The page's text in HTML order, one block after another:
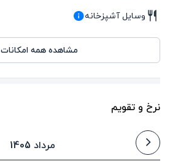
وسایل آشپزخانه
مشاهده همه امکانات
نرخ و تقویم
مرداد 1405